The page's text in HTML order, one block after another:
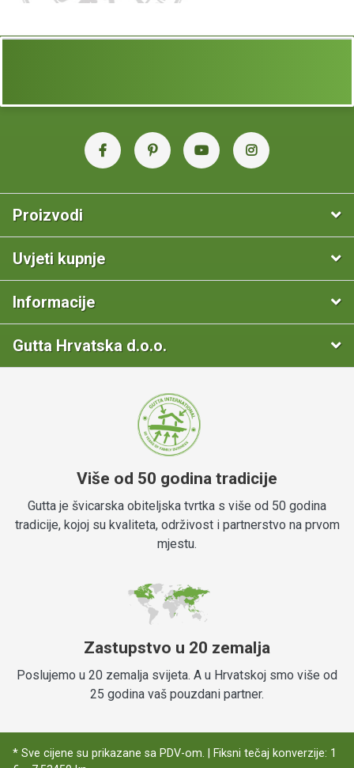
Proizvodi
Uvjeti kupnje
Informacije
Gutta Hrvatska d.o.o.
Više od 50 godina tradicije
Gutta je švicarska obiteljska tvrtka s više od 50 godina
tradicije, kojoj su kvaliteta, održivost i partnerstvo na prvom
mjestu.
Zastupstvo u 20 zemalja
Poslujemo u 20 zemalja svijeta. A u Hrvatskoj smo više od
25 godina vaš pouzdani partner.
* Sve cijene su prikazane sa PDV-om. | Fiksni tečaj konverzije: 1